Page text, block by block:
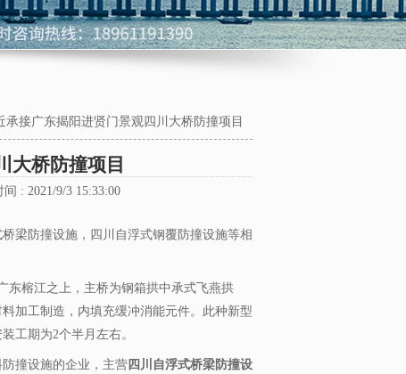
承接广东揭阳进贤门景观四川大桥防撞项目
大桥防撞项目
: 2021/9/3 15:33:00
桥梁防撞设施，四川自浮式钢覆防撞设施等相
东榕江之上，主桥为钢箱拱中承式飞燕拱
加工制造，内填充缓冲消能元件。此种新型
工期为2个半月左右。
撞设施的企业，主营 四川自浮式桥梁防撞设